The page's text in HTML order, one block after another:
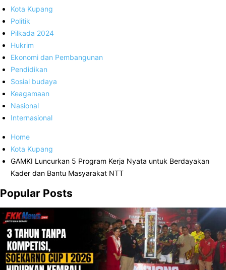
Kota Kupang
Politik
Pilkada 2024
Hukrim
Ekonomi dan Pembangunan
Pendidikan
Sosial budaya
Keagamaan
Nasional
Internasional
Home
Kota Kupang
GAMKI Luncurkan 5 Program Kerja Nyata untuk Berdayakan
Kader dan Bantu Masyarakat NTT
Popular Posts